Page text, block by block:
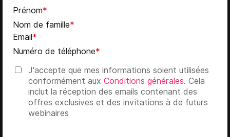
Prénom*
Nom de famille*
Email *
Numéro de téléphone*
J'accepte que mes informations soient utilisées
conformément aux Conditions générales. Cela
inclut la réception des emails contenant des
offres exclusives et des invitations à de futurs
webinaires